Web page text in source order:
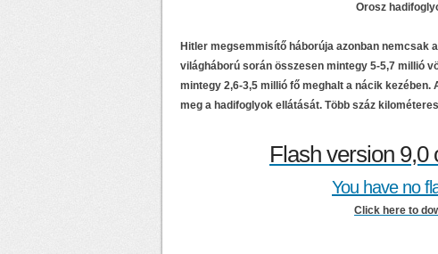
Orosz
Hitler megsemmisítő háborúja azonban nemcsak
világháború során összesen mintegy 5-5,7 millió
mintegy 2,6-3,5 millió fő meghalt a nácik
meg a hadifoglyok ellátását. Több száz
Flash version 9,0
You have no
Click here to